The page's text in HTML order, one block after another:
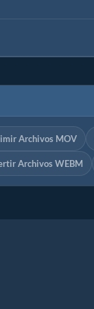
Archivos MOV
Archivos WEBM